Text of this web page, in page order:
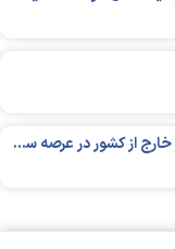
همراه وطن در روزهای بحران؛ گامی ماندگار از خیر خارج از کشور در عرصه سلامت